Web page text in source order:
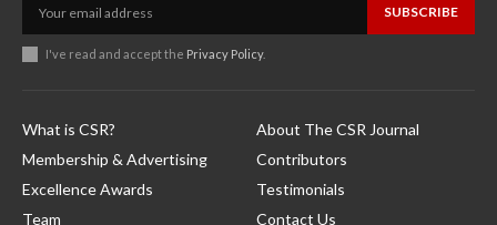
SUBSCRIBE
I've read and accept the Privacy Policy.
What is CSR?
Membership & Advertising
Excellence Awards
Team
About The CSR Journal
Contributors
Testimonials
Contact Us